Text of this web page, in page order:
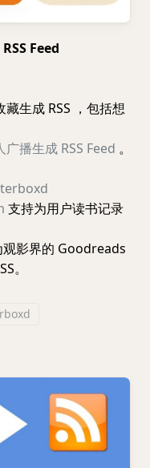
Feed
生成 RSS ，包括想
广播生成 RSS Feed 。
支持为用户读书记录
观影界的 Goodreads
。